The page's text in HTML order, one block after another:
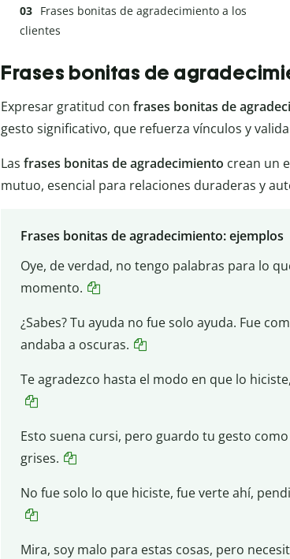
Frases bonitas de agradecimiento a los
clientes
Frases bonitas de
Expresar gratitud con frases bonitas de
gesto significativo, que refuerza vínculos y
Las frases bonitas de agradecimiento crean un
mutuo, esencial para relaciones duraderas y
Frases bonitas de agradecimiento: ejemplos
Oye, de verdad, no tengo palabras para lo
momento.
¿Sabes? Tu ayuda no fue solo ayuda. Fue
andaba a oscuras.
Te agradezco hasta el modo en que lo
Esto suena cursi, pero guardo tu gesto
grises.
No fue solo lo que hiciste, fue verte ahí,
Mira, soy malo para estas cosas, pero